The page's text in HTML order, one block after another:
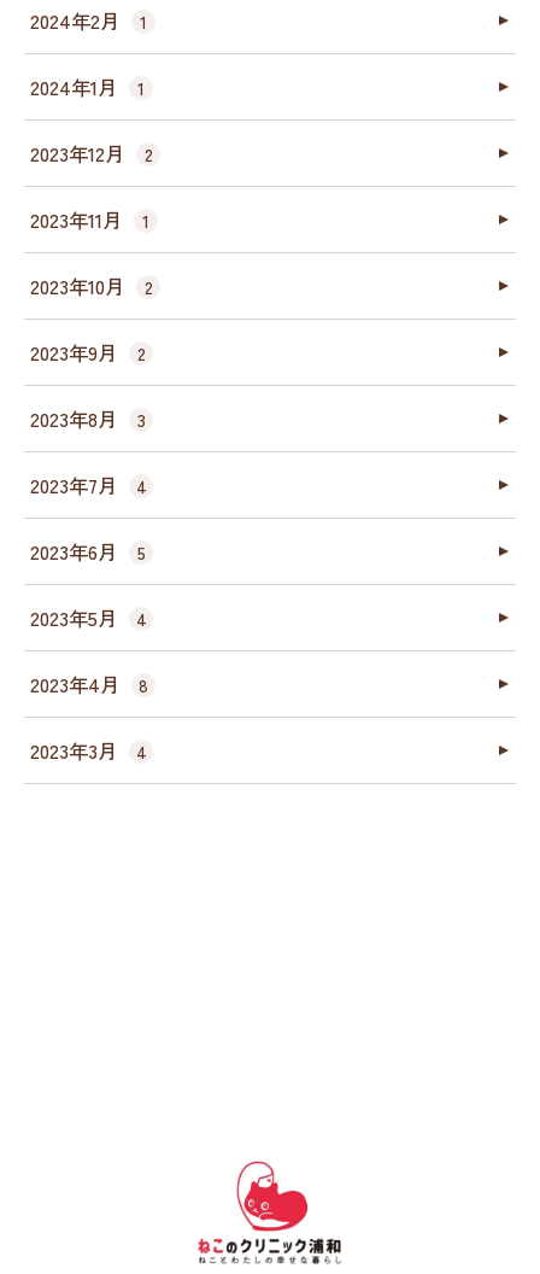
2024年2月 1
2024年1月 1
2023年12月 2
2023年11月 1
2023年10月 2
2023年9月 2
2023年8月 3
2023年7月 4
2023年6月 5
2023年5月 4
2023年4月 8
2023年3月 4